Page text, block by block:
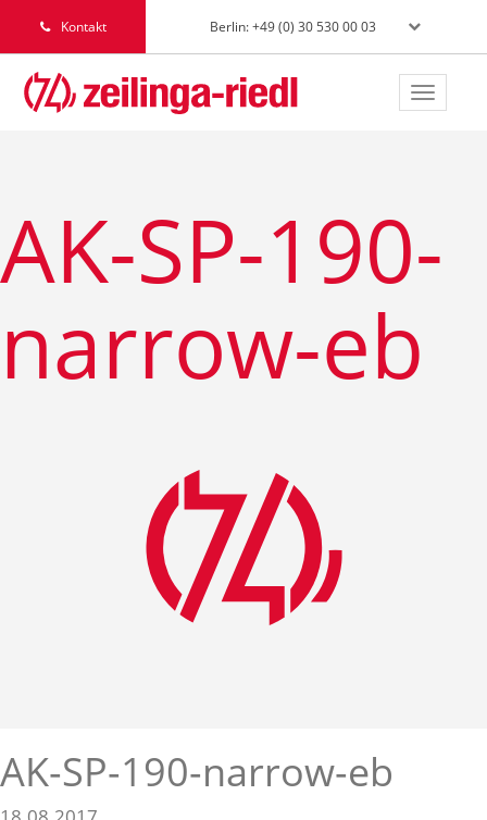
Kontakt Berlin: +49 (0) 30 530 00 03
Toggle
AK-SP-190-
narrow-eb
AK-SP-190-narrow-eb